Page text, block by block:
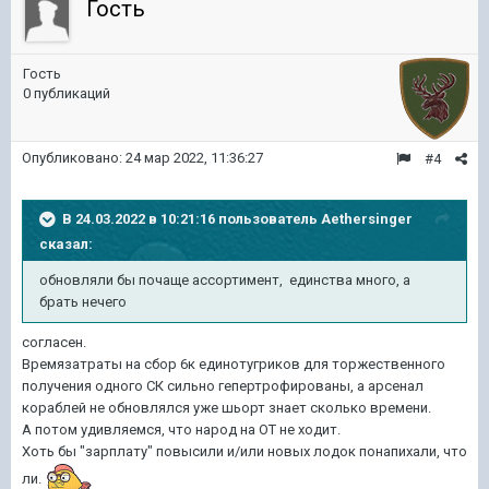
Гость
Гость
0 публикаций
#4
Опубликовано: 24 мар 2022, 11:36:27
В 24.03.2022 в 10:21:16 пользователь Aethersinger
сказал:
обновляли бы почаще ассортимент, единства много, а
брать нечего
согласен.
Времязатраты на сбор 6к единотугриков для торжественного
получения одного СК сильно гепертрофированы, а арсенал
кораблей не обновлялся уже шьорт знает сколько времени.
А потом удивляемся, что народ на ОТ не ходит.
Хоть бы "зарплату" повысили и/или новых лодок понапихали, что
ли.